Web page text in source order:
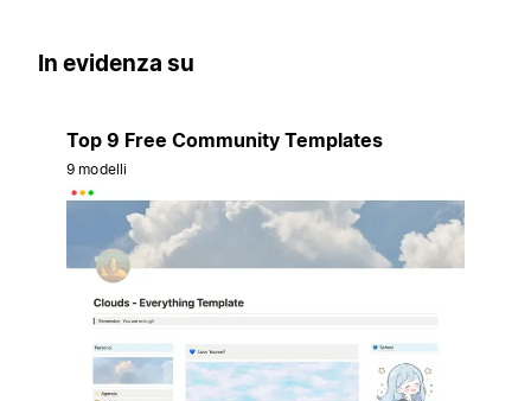
In evidenza su
Top 9 Free Community Templates
9 modelli